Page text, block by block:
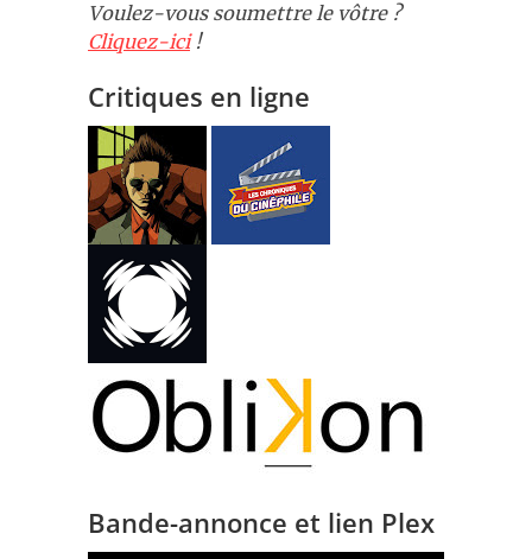
Voulez-vous soumettre le vôtre ?
Cliquez-ici!
Critiques en ligne
Bande-annonce et lien Plex